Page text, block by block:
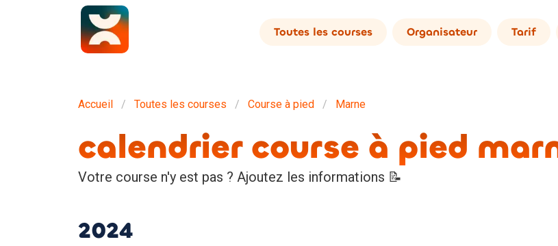
Toutes les courses Organisateur Tarif
Accueil Toutes les courses Course à pied Marne
calendrier course à pied
Votre course n'y est pas ? Ajoutez les informations 📝
2024